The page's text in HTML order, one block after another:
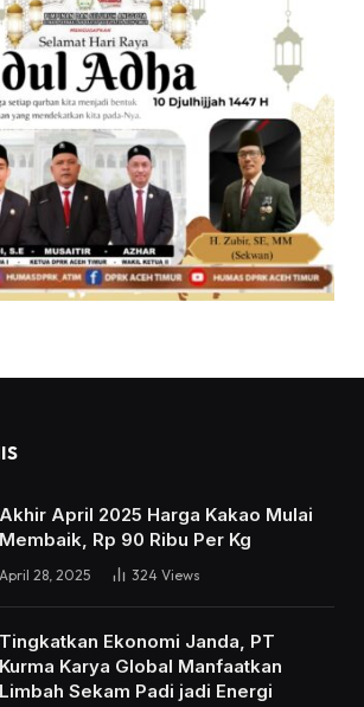
Akhir April 2025 Harga Kakao Mulai
Membaik, Rp 90 Ribu Per Kg
April 28, 2025 324 Views
Tingkatkan Ekonomi Janda, PT
Kurma Karya Global Manfaatkan
Limbah Sekam Padi jadi Energi